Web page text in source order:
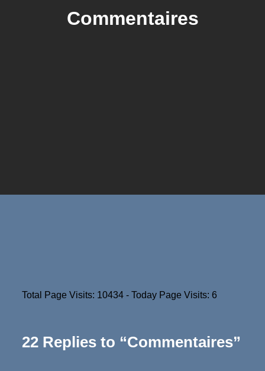
Commentaires
Total Page Visits: 10434 - Today Page Visits: 6
22 Replies to “Commentaires”